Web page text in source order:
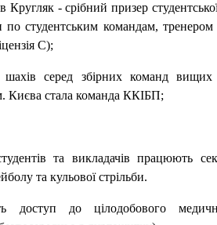
Кругляк-срібний призер
по студентським командам,т
С);
серед збірних команд вищих
Києва стала команда ККІБП;
та викладачів працюють
та кульової стрільби.
доступ до цілодобового